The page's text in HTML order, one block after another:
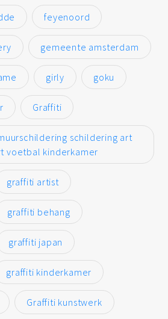
feyenoord
gemeente amsterdam
girly goku
Graffiti
schildering art
voetbal kinderkamer
graffiti artist
graffiti behang
graffiti japan
graffiti kinderkamer
Graffiti kunstwerk